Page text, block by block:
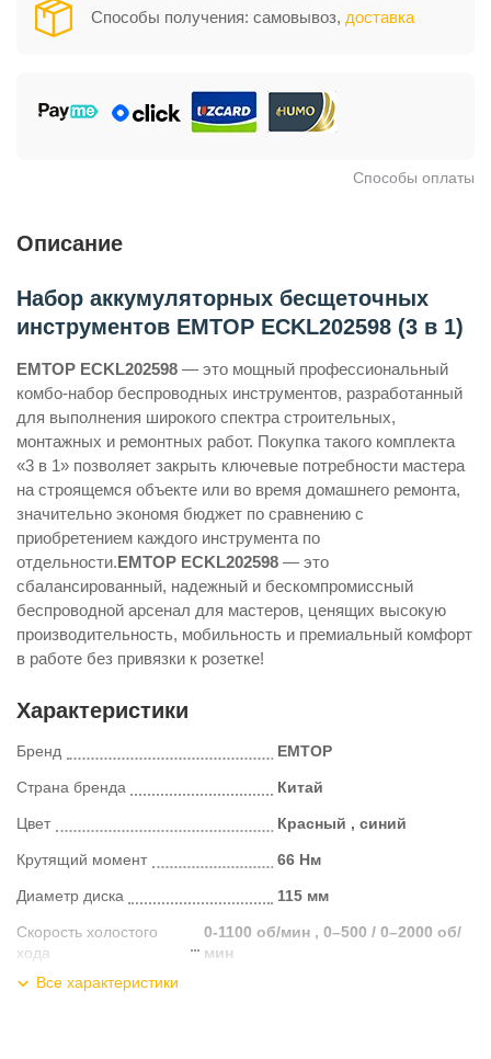
Способы получения: самовывоз, доставка
Способы оплаты
Описание
Набор аккумуляторных бесщеточных
инструментов EMTOP ECKL202598 (3 в 1)
EMTOP ECKL202598 — это мощный профессиональный
комбо-набор беспроводных инструментов, разработанный
для выполнения широкого спектра строительных,
монтажных и ремонтных работ. Покупка такого комплекта
«3 в 1» позволяет закрыть ключевые потребности мастера
на строящемся объекте или во время домашнего ремонта,
значительно экономя бюджет по сравнению с
приобретением каждого инструмента по
отдельности.EMTOP ECKL202598 — это
сбалансированный, надежный и бескомпромиссный
беспроводной арсенал для мастеров, ценящих высокую
производительность, мобильность и премиальный комфорт
в работе без привязки к розетке!
Характеристики
Бренд EMTOP
Страна бренда Китай
Цвет Красный , синий
Крутящий момент 66 Нм
Диаметр диска 115 мм
Скорость холостого
хода
0-1100 об/мин , 0–500 / 0–2000 об/
мин
Частота ударов
Все характеристики